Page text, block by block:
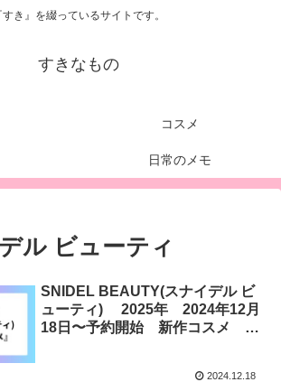
すき』を綴っているサイトです。
すきなもの
コスメ
日常のメモ
ル ビューティ
SNIDEL BEAUTY(スナイデル ビ
ューティ) 2025年 2024年12月
18日〜予約開始 新作コスメ ア
2024.12.18